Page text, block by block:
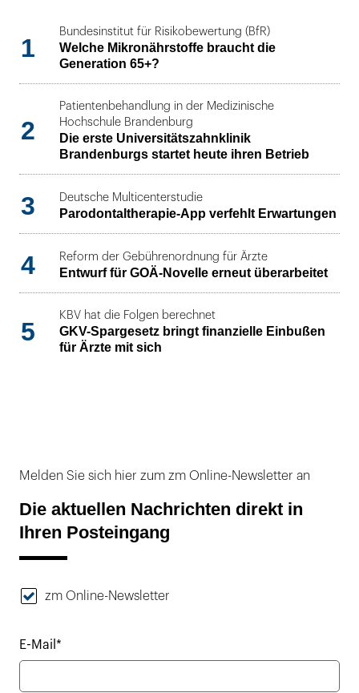
1
Bundesinstitut für Risikobewertung (BfR)
Welche Mikronährstoffe braucht die
Generation 65+?
2
Patientenbehandlung in der Medizinische
Hochschule Brandenburg
Die erste Universitätszahnklinik
Brandenburgs startet heute ihren Betrieb
3 Deutsche Multicenterstudie
Parodontaltherapie-App verfehlt Erwartungen
4 Reform der Gebührenordnung für Ärzte
Entwurf für GOÄ-Novelle erneut überarbeitet
5
KBV hat die Folgen berechnet
GKV-Spargesetz bringt finanzielle Einbußen
für Ärzte mit sich
Melden Sie sich hier zum zm Online-Newsletter an
Die aktuellen Nachrichten direkt in
Ihren Posteingang
zm Online-Newsletter
E-Mail*